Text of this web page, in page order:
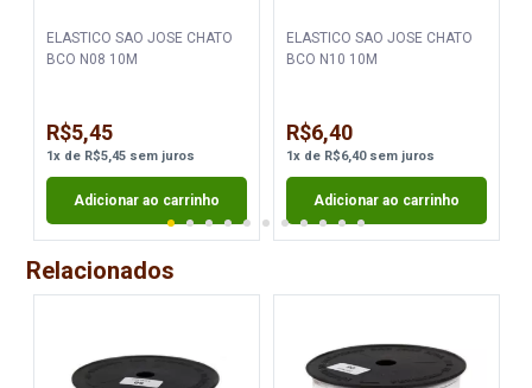
ELASTICO SAO JOSE CHATO
BCO N08 10M
R$5,45
1xde R$5,45sem juros
Adicionar ao carrinho
ELASTICO SAO JOSE CHATO
BCO N10 10M
R$6,40
1xde R$6,40sem juros
Adicionar ao carrinho
Relacionados